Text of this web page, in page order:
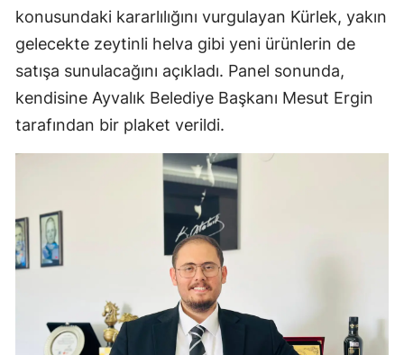
konusundaki kararlılığını vurgulayan Kürlek, yakın
gelecekte zeytinli helva gibi yeni ürünlerin de
satışa sunulacağını açıkladı. Panel sonunda,
kendisine Ayvalık Belediye Başkanı Mesut Ergin
tarafından bir plaket verildi.